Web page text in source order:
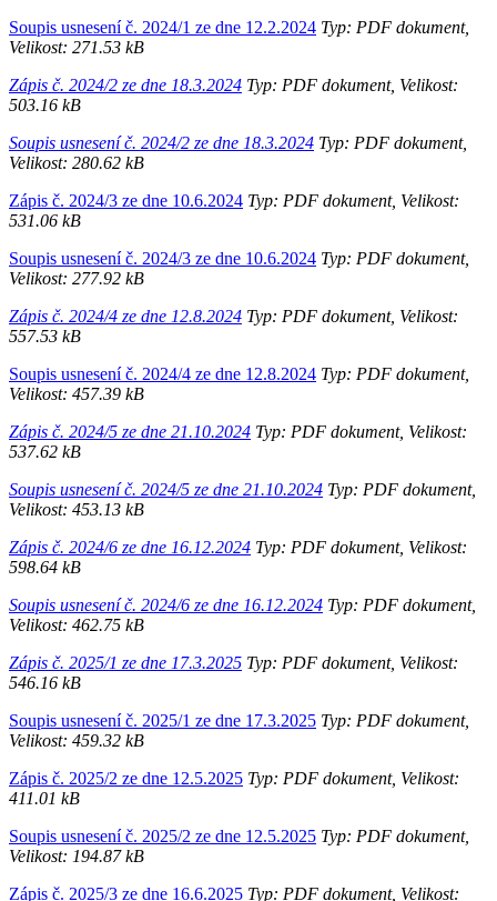
Soupis usnesení č. 2024/1 ze dne 12.2.2024 Typ: PDF dokument,
Velikost: 271.53 kB
Zápis č. 2024/2 ze dne 18.3.2024 Typ: PDF dokument, Velikost:
503.16 kB
Soupis usnesení č. 2024/2 ze dne 18.3.2024 Typ: PDF dokument,
Velikost: 280.62 kB
Zápis č. 2024/3 ze dne 10.6.2024 Typ: PDF dokument, Velikost:
531.06 kB
Soupis usnesení č. 2024/3 ze dne 10.6.2024 Typ: PDF dokument,
Velikost: 277.92 kB
Zápis č. 2024/4 ze dne 12.8.2024 Typ: PDF dokument, Velikost:
557.53 kB
Soupis usnesení č. 2024/4 ze dne 12.8.2024 Typ: PDF dokument,
Velikost: 457.39 kB
Zápis č. 2024/5 ze dne 21.10.2024 Typ: PDF dokument, Velikost:
537.62 kB
Soupis usnesení č. 2024/5 ze dne 21.10.2024 Typ: PDF dokument,
Velikost: 453.13 kB
Zápis č. 2024/6 ze dne 16.12.2024 Typ: PDF dokument, Velikost:
598.64 kB
Soupis usnesení č. 2024/6 ze dne 16.12.2024 Typ: PDF dokument,
Velikost: 462.75 kB
Zápis č. 2025/1 ze dne 17.3.2025 Typ: PDF dokument, Velikost:
546.16 kB
Soupis usnesení č. 2025/1 ze dne 17.3.2025 Typ: PDF dokument,
Velikost: 459.32 kB
Zápis č. 2025/2 ze dne 12.5.2025 Typ: PDF dokument, Velikost:
411.01 kB
Soupis usnesení č. 2025/2 ze dne 12.5.2025 Typ: PDF dokument,
Velikost: 194.87 kB
Zápis č. 2025/3 ze dne 16.6.2025 Typ: PDF dokument, Velikost: